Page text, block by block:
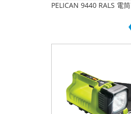
PELICAN 9440 RALS 電筒